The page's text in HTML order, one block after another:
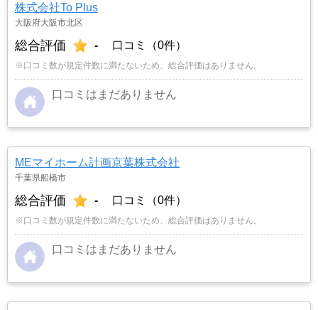
株式会社To Plus
大阪府大阪市北区
総合評価 - 口コミ（0件）
※口コミ数が規定件数に満たないため、総合評価はありません。
口コミはまだありません
MEマイホーム計画京葉株式会社
千葉県船橋市
総合評価 - 口コミ（0件）
※口コミ数が規定件数に満たないため、総合評価はありません。
口コミはまだありません